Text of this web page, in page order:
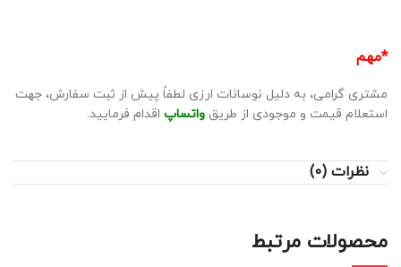
*مهم
مشتری گرامی، به دلیل نوسانات ارزی لطفاً پیش از ثبت سفارش، جهت
استعلام قیمت و موجودی از طریق واتساپ اقدام فرمایید.
نظرات (0)
محصولات مرتبط